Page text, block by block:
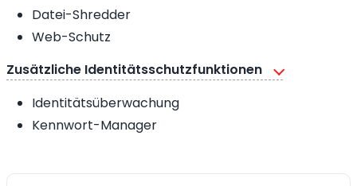
Datei-Shredder
Web-Schutz
Zusätzliche Identitätsschutzfunktionen
Identitätsüberwachung
Kennwort-Manager